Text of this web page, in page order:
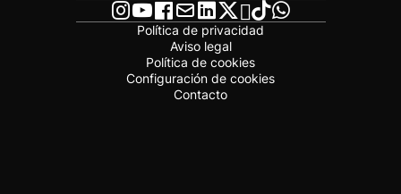
Política de privacidad
Aviso legal
Política de cookies
Configuración de cookies
Contacto